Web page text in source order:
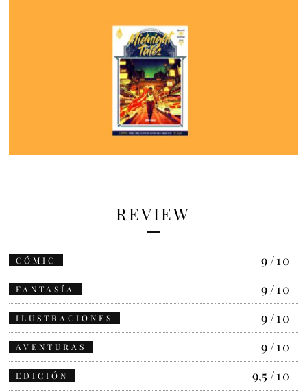
o
1
1
,
2
0
2
2
REVIEW
CÓMIC 9/10
FANTASÍA 9/10
ILUSTRACIONES 9/10
AVENTURAS 9/10
EDICIÓN 9,5 /10